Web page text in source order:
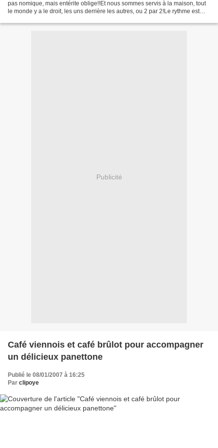
pas nomique, mais entérite oblige!!Et nous sommes servis à la maison, tout
le monde y a le droit, les uns derrière les autres, ou 2 par 2!Le rythme est
Publicité
Café viennois et café brûlot pour accompagner
un délicieux panettone
Publié le 08/01/2007 à 16:25
Par clipoye